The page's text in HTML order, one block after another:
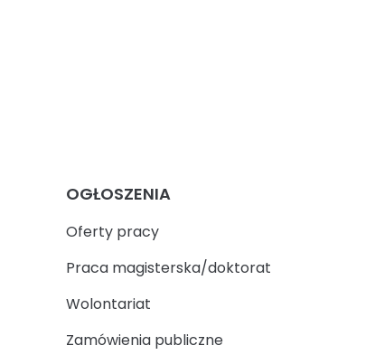
OGŁOSZENIA
Oferty pracy
Praca magisterska/doktorat
Wolontariat
Zamówienia publiczne